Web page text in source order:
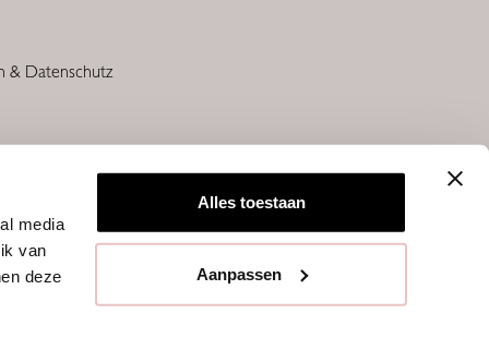
media
van
deze
Alles toestaan
Aanpassen
& Datenschutz
STUDIO ANNELOES © 2026